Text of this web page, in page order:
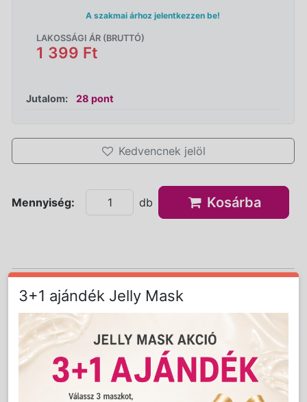
A szakmai árhoz jelentkezzen be!
LAKOSSÁGI ÁR (BRUTTÓ)
1 399 Ft
Jutalom: 28 pont
Kedvencnek jelöl
Mennyiség: db Kosárba
Részletes Leírás
Könnyű hidratáló formula a napozás vagy
szoláriumozás után kipirult, irritált bőr
3+1 ajándék Jelly Mask